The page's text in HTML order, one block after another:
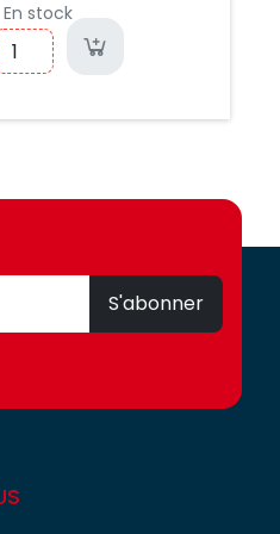
En stock
S'abonner